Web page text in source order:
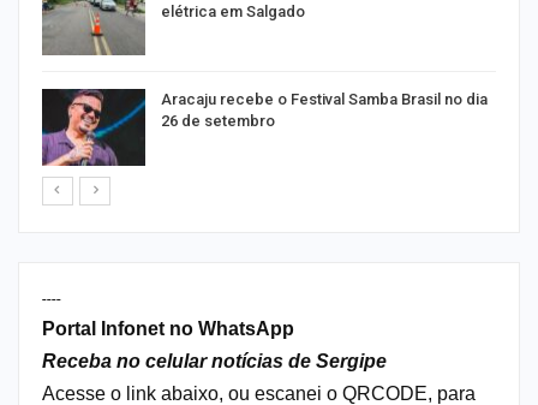
elétrica em Salgado
Aracaju recebe o Festival Samba Brasil no dia
26 de setembro
----
Portal Infonet no WhatsApp
Receba no celular notícias de Sergipe
Acesse o link abaixo, ou escanei o QRCODE, para